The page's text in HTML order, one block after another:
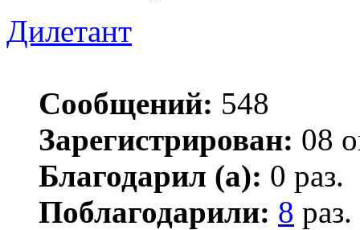
Дилетант
Сообщений: 548
Зарегистрирован: 08
Благодарил (а): 0 раз.
Поблагодарили: 8 раз.